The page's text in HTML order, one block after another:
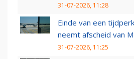
31-07-2026, 11:28
Einde van een
neemt afscheid van
31-07-2026, 11:25